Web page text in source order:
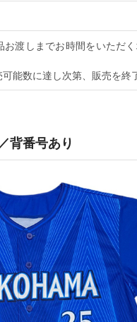
お渡しまでお時間をいただ
能数に達し次第、販売を終
背番号あり